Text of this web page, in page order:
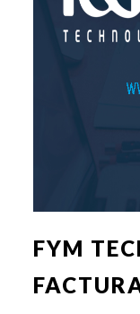
FYM